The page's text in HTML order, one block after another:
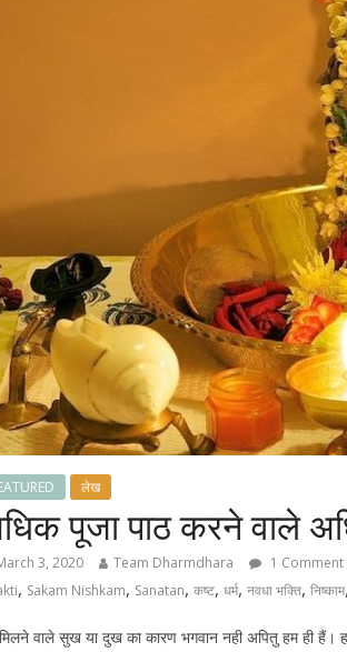
लेख
पूजा पाठ करने वाले
3, 2020 Team Dharmdhara 1 Comment
, Sakam Nishkam, Sanatan, कष्ट, धर्म, नवधा भक्ति, निष्काम,
वाले सुख या दुख का कारण भगवान नही अपितु हम ही हैं।